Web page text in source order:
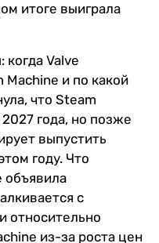
итоге выиграла
Valve
Machine и по какой
что Steam
года, но позже
выпустить
году. Что
объявила
с
относительно
из-за роста цен